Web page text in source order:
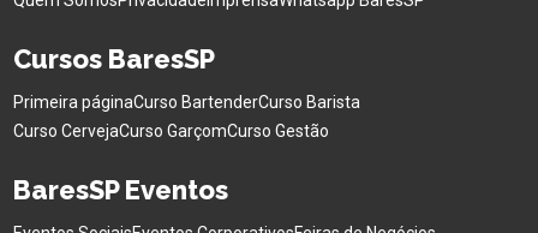
Cursos BaresSP
Primeira páginaCurso BartenderCurso Barista
Curso CervejaCurso GarçomCurso Gestão
BaresSP Eventos